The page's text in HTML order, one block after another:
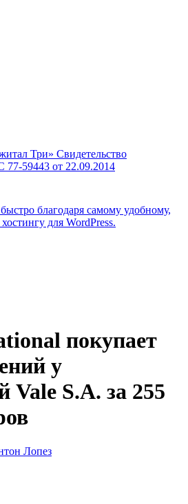
Три» Свидетельство
59443 от 22.09.2014
благодаря самому удобному,
для WordPress.
покупает
у
Vale S.A. за 255
Лопез